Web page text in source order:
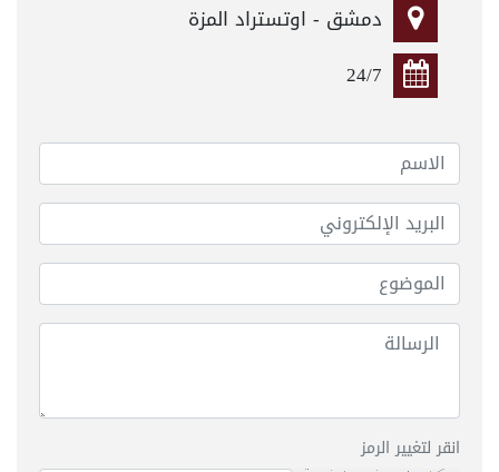
دمشق - اوتستراد المزة
24/7
انقر لتغيير الرمز